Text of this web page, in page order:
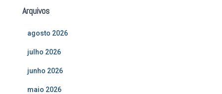
Arquivos
agosto 2026
julho 2026
junho 2026
maio 2026